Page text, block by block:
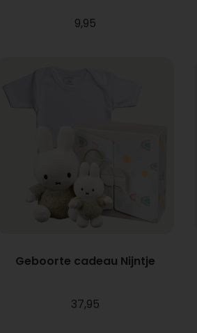
9,95
Geboorte cadeau Nijntje
37,95